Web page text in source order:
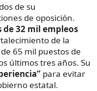
de su
de oposición.
de 32 mil empleos
de la
65 mil puestos de
últimos tres años. Su
para evitar
estatal.